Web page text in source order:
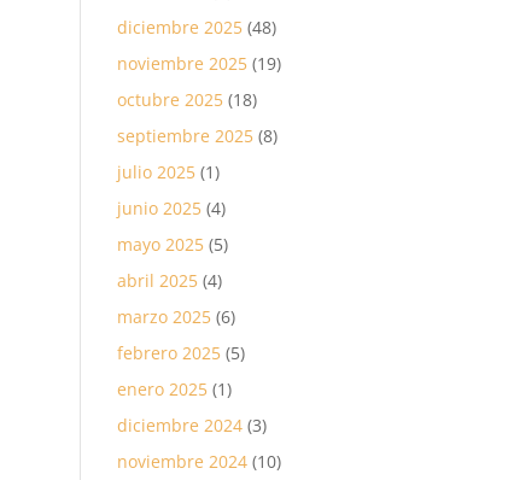
diciembre 2025 (48)
noviembre 2025 (19)
octubre 2025 (18)
septiembre 2025 (8)
julio 2025 (1)
junio 2025 (4)
mayo 2025 (5)
abril 2025 (4)
marzo 2025 (6)
febrero 2025 (5)
enero 2025 (1)
diciembre 2024 (3)
noviembre 2024 (10)